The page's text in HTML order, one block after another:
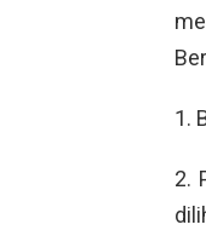
1.
2.